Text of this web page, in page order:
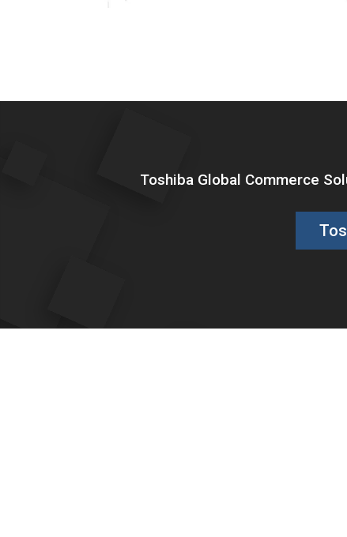
Toshiba Global Commerce